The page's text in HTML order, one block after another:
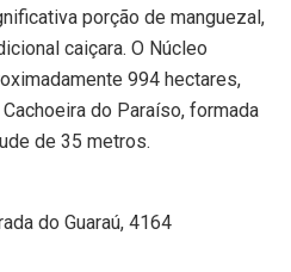
porção de manguezal,
caiçara. O Núcleo
994 hectares,
do Paraíso, formada
de 35 metros.
do Guaraú, 4164